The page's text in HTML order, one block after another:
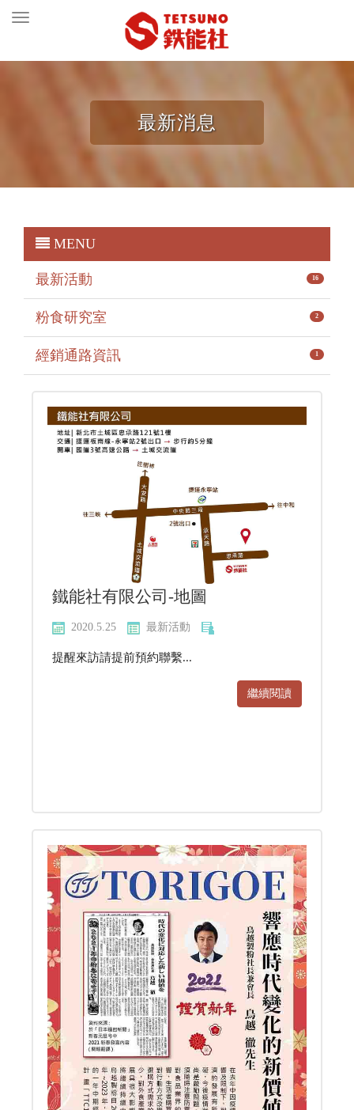
Toggle
最新消息
MENU
最新活動 16
粉食研究室 2
經銷通路資訊 1
鐵能社有限公司-地圖
2020.5.25 最新活動
提醒來訪請提前預約聯繫...
繼續閱讀